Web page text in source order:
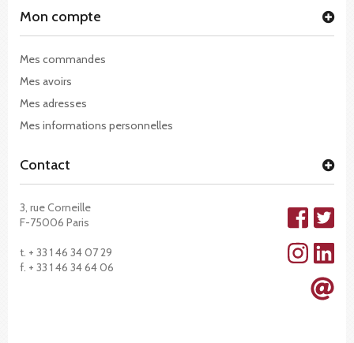
Mon compte
Mes commandes
Mes avoirs
Mes adresses
Mes informations personnelles
Contact
3, rue Corneille
F-75006 Paris
t. + 33 1 46 34 07 29
f. + 33 1 46 34 64 06